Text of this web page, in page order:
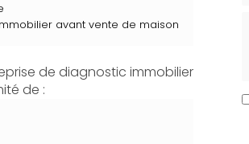
avant vente de maison
de diagnostic immobilier
de :